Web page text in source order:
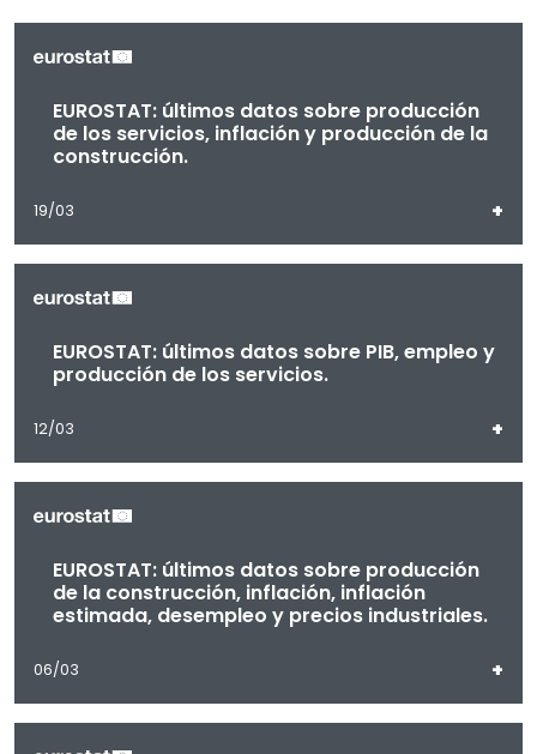
EUROSTAT: últimos datos sobre producción
de los servicios, inflación y producción de la
construcción.
19/03 +
EUROSTAT: últimos datos sobre PIB, empleo y
producción de los servicios.
12/03 +
EUROSTAT: últimos datos sobre producción
de la construcción, inflación, inflación
estimada, desempleo y precios industriales.
06/03 +